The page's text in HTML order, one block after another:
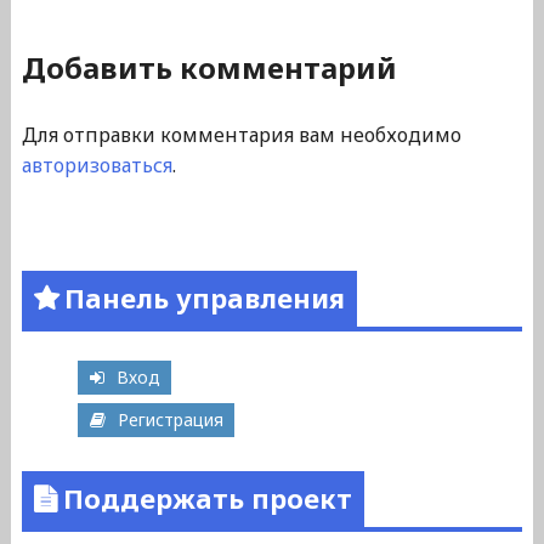
Добавить комментарий
Для отправки комментария вам необходимо
авторизоваться.
Панель управления
Вход
Регистрация
Поддержать проект